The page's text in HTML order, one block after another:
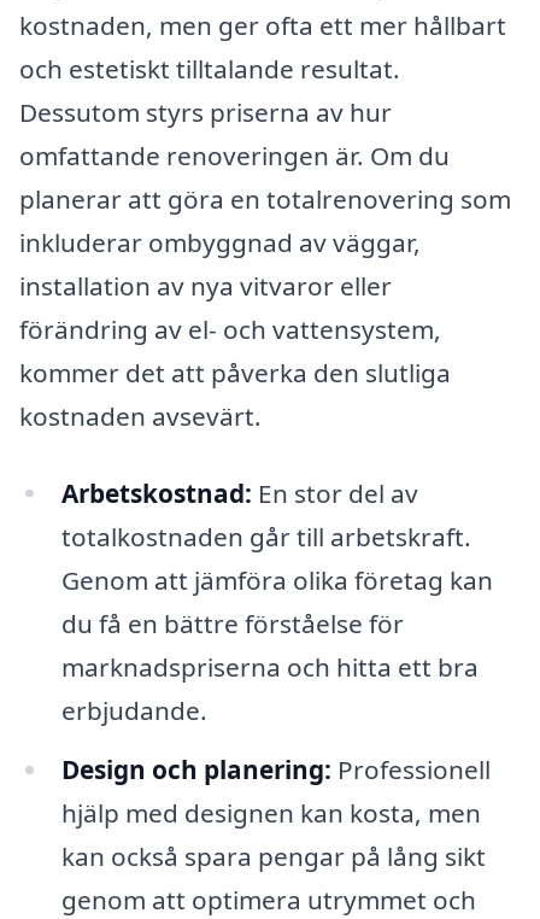
kostnaden, men ger ofta ett mer hållbart
och estetiskt tilltalande resultat.
Dessutom styrs priserna av hur
omfattande renoveringen är. Om du
planerar att göra en totalrenovering som
inkluderar ombyggnad av väggar,
installation av nya vitvaror eller
förändring av el- och vattensystem,
kommer det att påverka den slutliga
kostnaden avsevärt.
Arbetskostnad: En stor del av
totalkostnaden går till arbetskraft.
Genom att jämföra olika företag kan
du få en bättre förståelse för
marknadspriserna och hitta ett bra
erbjudande.
Design och planering: Professionell
hjälp med designen kan kosta, men
kan också spara pengar på lång sikt
genom att optimera utrymmet och